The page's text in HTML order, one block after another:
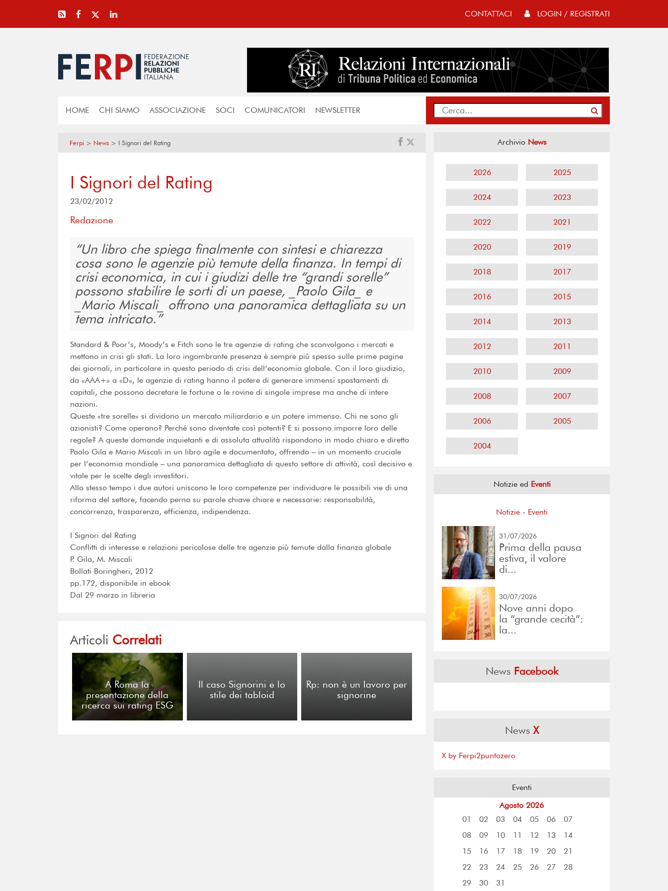
CONTATTACI LOGIN / REGISTRATI
HOME CHI SIAMO ASSOCIAZIONE SOCI COMUNICATORI NEWSLETTER
Ferpi > News > I Signori del Rating
I Signori del Rating
23/02/2012
Redazione
Un libro che spiega finalmente con sintesi e chiarezza
cosa sono le agenzie più temute della finanza. In tempi di
crisi economica, in cui i giudizi delle tre “grandi sorelle”
possono stabilire le sorti di un paese, _Paolo Gila_ e
_Mario Miscali_ offrono una panoramica dettagliata su un
tema intricato.
Standard & Poor’s, Moody’s e Fitch sono le tre agenzie di rating che sconvolgono i mercati e
mettono in crisi gli stati. La loro ingombrante presenza è sempre più spesso sulle prime pagine
dei giornali, in particolare in questo periodo di crisi dell’economia globale. Con il loro giudizio,
da «AAA+» a «D», le agenzie di rating hanno il potere di generare immensi spostamenti di
capitali, che possono decretare le fortune o le rovine di singole imprese ma anche di intere
nazioni.
Queste «tre sorelle» si dividono un mercato miliardario e un potere immenso. Chi ne sono gli
azionisti? Come operano? Perché sono diventate così potenti? E si possono imporre loro delle
regole? A queste domande inquietanti e di assoluta attualità rispondono in modo chiaro e diretto
Paolo Gila e Mario Miscali in un libro agile e documentato, offrendo – in un momento cruciale
per l’economia mondiale – una panoramica dettagliata di questo settore di attività, così decisivo e
vitale per le scelte degli investitori.
Allo stesso tempo i due autori uniscono le loro competenze per individuare le possibili vie di una
riforma del settore, facendo perno su parole chiave chiare e necessarie: responsabilità,
concorrenza, trasparenza, efficienza, indipendenza.
I Signori del Rating
Conflitti di interesse e relazioni pericolose delle tre agenzie più temute dalla finanza globale
P. Gila, M. Miscali
Bollati Boringheri, 2012
pp.172, disponibile in ebook
Dal 29 marzo in libreria
Articoli Correlati
A Roma la
presentazione della
ricerca sui rating ESG
Il caso Signorini e lo
stile dei tabloid
Rp: non è un lavoro per
signorine
Archivio News
2026 2025
2024 2023
2022 2021
2020 2019
2018 2017
2016 2015
2014 2013
2012 2011
2010 2009
2008 2007
2006 2005
2004
Notizie ed Eventi
Notizie - Eventi
31/07/2026
Prima della pausa
estiva, il valore
di...
30/07/2026
Nove anni dopo
la “grande cecità”:
la...
News Facebook
NewsX
X by Ferpi2puntozero
Eventi
Agosto 2026
01
02 03 04 05 06
07
08
09 10 11 12 13
14
15
16 17 18 19 20
21
22
23 24 25 26 27
28
29
30 31